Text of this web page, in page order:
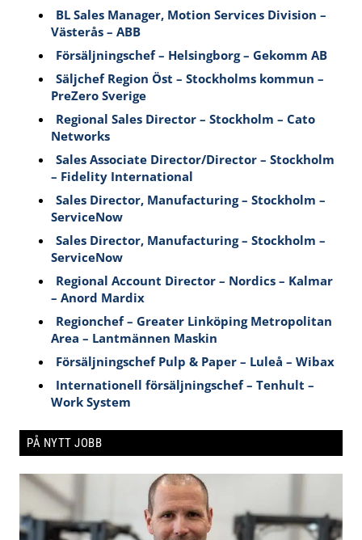
BL Sales Manager, Motion Services Division –
Västerås – ABB
Försäljningschef – Helsingborg – Gekomm AB
Säljchef Region Öst – Stockholms kommun –
PreZero Sverige
Regional Sales Director – Stockholm – Cato
Networks
Sales Associate Director/Director – Stockholm
– Fidelity International
Sales Director, Manufacturing – Stockholm –
ServiceNow
Sales Director, Manufacturing – Stockholm –
ServiceNow
Regional Account Director – Nordics – Kalmar
– Anord Mardix
Regionchef – Greater Linköping Metropolitan
Area – Lantmännen Maskin
Försäljningschef Pulp & Paper – Luleå – Wibax
Internationell försäljningschef – Tenhult –
Work System
PÅ NYTT JOBB